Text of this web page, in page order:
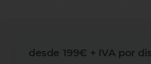
desde 199€ + IVA por